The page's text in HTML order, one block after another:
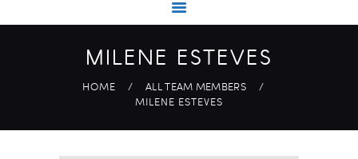
MILENE ESTEVES
HOME
ALL TEAM MEMBERS
MILENE ESTEVES